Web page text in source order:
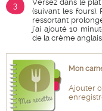
3
Versez dans le
(suivant les
ressortant
j'ai ajouté 10
de la crème
Mon
Ajouter